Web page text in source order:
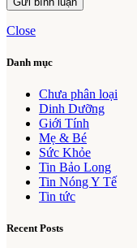
Close
Danh mục
Chưa phân loại
Dinh Dưỡng
Giới Tính
Mẹ & Bé
Sức Khỏe
Tin Bảo Long
Tin Nóng Y Tế
Tin tức
Recent Posts